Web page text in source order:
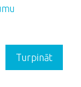
Turpināt